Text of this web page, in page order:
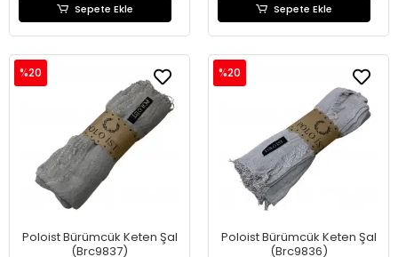
Sepete Ekle Sepete Ekle
Poloist Bürümcük Keten Şal
(Brc9837)
%20
Poloist Bürümcük Keten Şal
(Brc9836)
%20